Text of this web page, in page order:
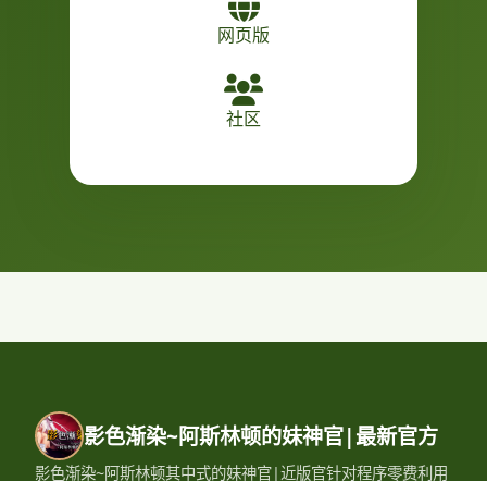
网页版
社区
影色渐染~阿斯林顿的妹神官|最新官方
影色渐染~阿斯林顿其中式的妹神官|近版官针对程序零费利用